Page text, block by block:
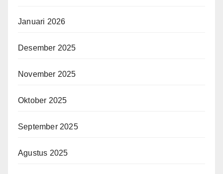
Januari 2026
Desember 2025
November 2025
Oktober 2025
September 2025
Agustus 2025